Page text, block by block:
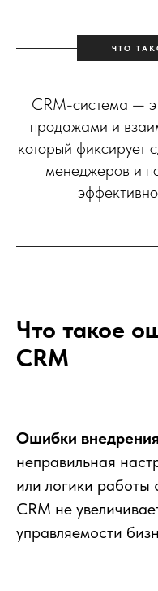
ЧТО
CRM-система —
продажами и
который фиксирует
менеджеров и
Что такое
CRM
Ошибки
неправильная
или логики работы
CRM не
управляемости